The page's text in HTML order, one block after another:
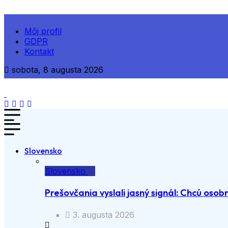
Môj profil
GDPR
Kontakt
sobota, 8 augusta 2026
Slovensko
Slovensko
Prešovčania vyslali jasný signál: Chcú
3. augusta 2026